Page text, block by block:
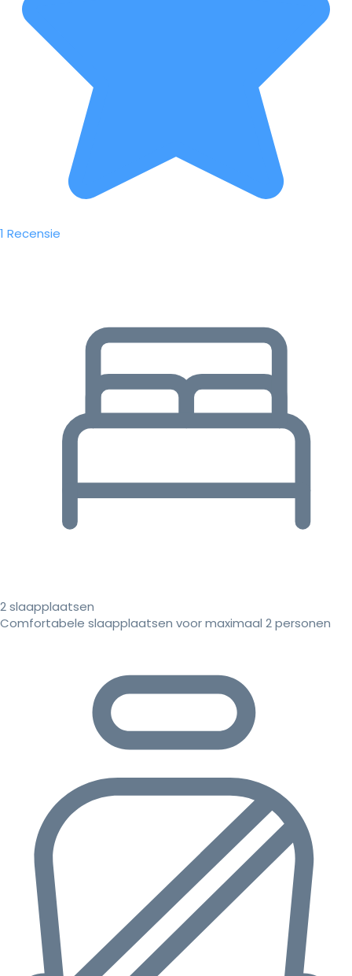
1 Recensie
2 slaapplaatsen
Comfortabele slaapplaatsen voor maximaal 2 personen